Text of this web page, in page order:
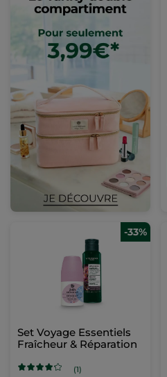
-33%
Set Voyage Essentiels
Fraîcheur & Réparation
(1)